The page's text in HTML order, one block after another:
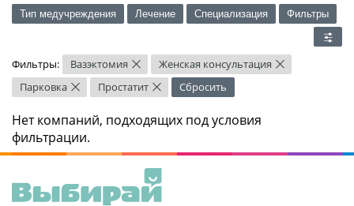
Тип медучреждения Лечение Специализация Фильтры
Фильтры: Вазэктомия × Женская консультация ×
Парковка × Простатит × Сбросить
Нет компаний, подходящих под условия
фильтрации.